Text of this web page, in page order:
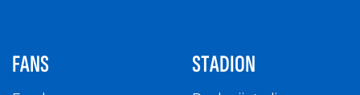
FANS STADION